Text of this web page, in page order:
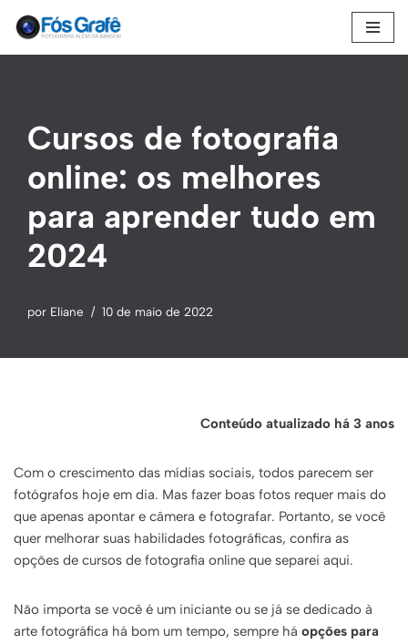
Cursos de fotografia
online: os melhores
para aprender tudo em
2024
por Eliane 10 de maio de 2022
Conteúdo atualizado há 3 anos
Com o crescimento das mídias sociais, todos parecem ser
fotógrafos hoje em dia. Mas fazer boas fotos requer mais do
que apenas apontar e câmera e fotografar. Portanto, se você
quer melhorar suas habilidades fotográficas, confira as
opções de cursos de fotografia online que separei aqui.
Não importa se você é um iniciante ou se já se dedicado à
arte fotográfica há bom um tempo, sempre há opções para